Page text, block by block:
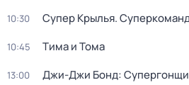
10:30 Супер Крылья.
10:45 Тима и Тома
13:00 Джи-Джи Бонд: